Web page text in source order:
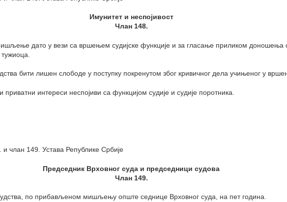
Имунитет и неспојивост
Члан 148.
дато у вези са вршењем судијске функције и за гласање приликом доношења
бити лишен слободе у поступку покренутом због кривичног дела учињеног у
интереси неспојиви са функцијом судије и судије поротника.
члан 149. Устава Републике Србије
Председник Врховног суда и председници судова
Члан 149.
по прибављеном мишљењу опште седнице Врховног суда, на пет година.